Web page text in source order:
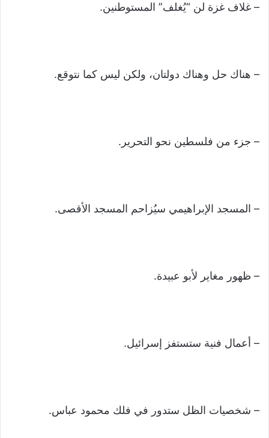
– غلاف غزة لن “يُغلف” المستوطنين.
– هناك حل وهناك دولتان، ولكن ليس كما نتوقع.
– جزء من فلسطين نحو التحرير.
– المسجد الإبراهيمي سيُزاحم المسجد الأقصى.
– ظهور مغاير لأبو عبيدة.
– أعمال فنية ستستفز إسرائيل.
– شخصيات الظل ستدور في فلك محمود عباس.